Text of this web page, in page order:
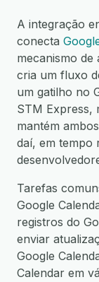
A integração
conecta
mecanismo
cria um fluxo
um gatilho no
STM Express,
mantém
daí, em tempo
Tarefas
Google
registros do
enviar
Google
Calendar em